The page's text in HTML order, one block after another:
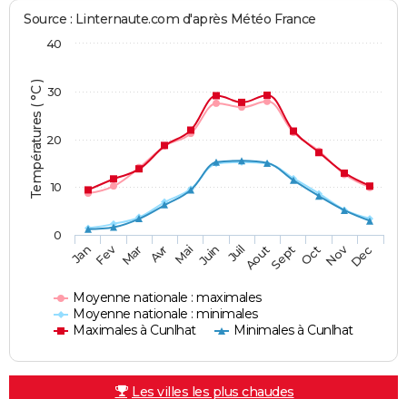
Températures ( °C )
Source : Linternaute.com d'après Météo France
Moyenne nationale : maximales
Moyenne nationale : minimales
Maximales à Cunlhat
Minimales à Cunlhat
JanFev Mar Avr Mai Juin JuilAoutSept OctNovDec
0
10
20
30
40
Les villes les plus chaudes